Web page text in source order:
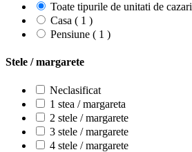
Toate tipurile de unitati de cazari
Casa ( 1 )
Pensiune ( 1 )
Stele / margarete
Neclasificat
1 stea / margareta
2 stele / margarete
3 stele / margarete
4 stele / margarete